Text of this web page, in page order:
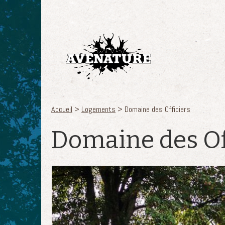
Aller au contenu principal
Vous êtes ici
Accueil > Logements > Domaine des Officiers
Domaine des